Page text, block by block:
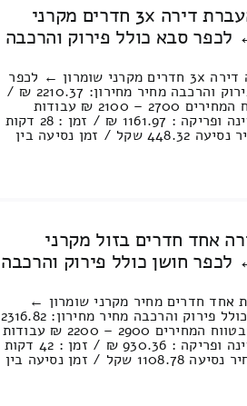
הובלות העברת דירה 3x חדרים מקרני
לכפר סבא כולל פירוק והרכבה
מחיר הובלה דירה 3x חדרים מקרני שומרון ← לכפר
סבא כולל פירוק והרכבה מחיר מחירון: 2210.37 ₪ /
אלה שבטווח המחירים 2700 – 2100 ₪ עבודות
סבלות , טעינה ופריקה : 1161.97 ₪ / זמן : 28 דקות
7 שניות מחיר נסיעה 448.32 שקל / זמן נסיעה בין
אחד חדרים בזול מקרני
לכפר חושן כולל פירוק והרכבה
אחד חדרים מחיר מקרני שומרון ←
לכפר חושן כולל פירוק והרכבה מחיר מחירון: 2316.82
₪ / אלה שבטווח המחירים 2900 – 2200 ₪ עבודות
סבלות , טעינה ופריקה : 930.36 ₪ / זמן : 42 דקות
15 שניות מחיר נסיעה 1108.78 שקל / זמן נסיעה בין